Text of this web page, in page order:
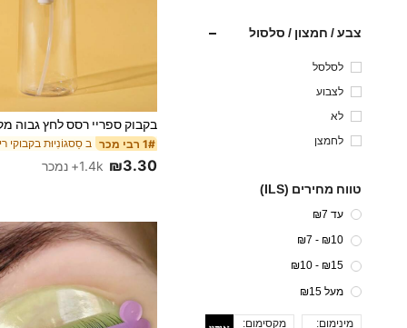
צבע / חמצון / סלסול
לסלסל
לצבוע
לא
לחמצן
טווח מחירים (ILS)
עד ₪7
₪10 - ₪7
₪15 - ₪10
מעל ₪15
מינימום: מקסימום:
1# רבי מכר ב סַסגוֹנִיוּת בקבוקי
₪3.30 1.4k+ נמכר